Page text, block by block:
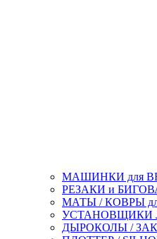
МАШИНКИ для
РЕЗАКИ и
МАТЫ / КОВРЫ
УСТАНОВЩИКИ
ДЫРОКОЛЫ /